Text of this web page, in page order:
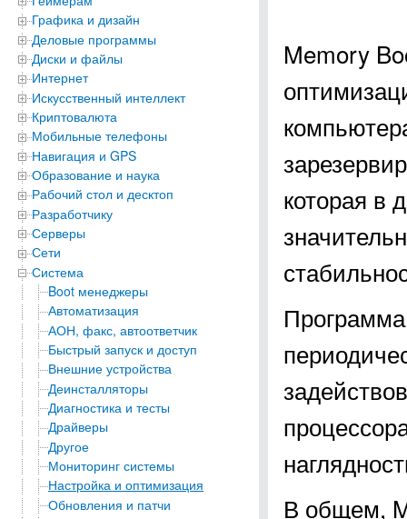
Графика и дизайн
Деловые программы
Диски и файлы
Интернет
Искусственный интеллект
Криптовалюта
Мобильные телефоны
Навигация и GPS
Образование и наука
Рабочий стол и десктоп
Разработчику
Серверы
Сети
Система
Boot менеджеры
Автоматизация
АОН, факс, автоответчик
Быстрый запуск и доступ
Внешние устройства
Деинсталляторы
Диагностика и тесты
Драйверы
Другое
Мониторинг системы
Настройка и оптимизация
Обновления и патчи
Memory
которая в
В общем,